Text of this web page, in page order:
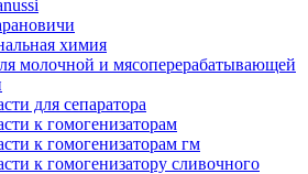
химия
молочной и мясоперерабатывающей
для сепаратора
к гомогенизаторам
к гомогенизаторам гм
к гомогенизатору сливочного